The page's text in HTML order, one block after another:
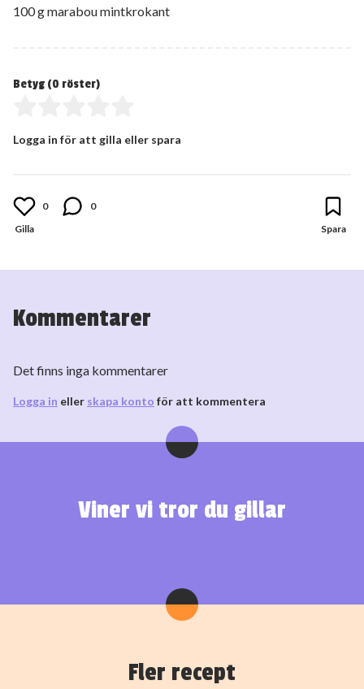
100 g marabou mintkrokant
Betyg (0 röster)
Logga in för att gilla eller spara
0 0
Kommentarer
Det finns inga kommentarer
Logga in eller skapa konto för att kommentera
Viner vi tror du gillar
Fler recept